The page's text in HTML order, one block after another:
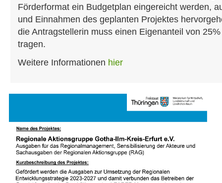
Förderformat ein Budgetplan eingereicht werden,
und Einnahmen des geplanten Projektes
die Antragstellerin muss einen Eigenanteil von
tragen.
Weitere Informationen hier